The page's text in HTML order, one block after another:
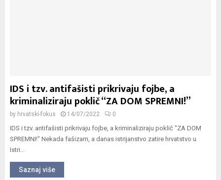
IDS i tzv. antifašisti prikrivaju fojbe, a
kriminaliziraju poklič “ZA DOM SPREMNI!”
by hrvatski-fokus 14/07/2022 0
IDS i tzv. antifašisti prikrivaju fojbe, a kriminaliziraju poklič "ZA DOM
SPREMNI!" Nekada fašizam, a danas istrijanstvo zatire hrvatstvo u
Istri...
Saznaj više